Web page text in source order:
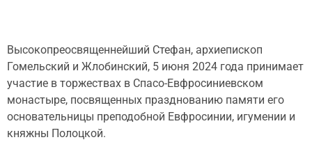
Высокопреосвященнейший Стефан, архиепископ
Гомельский и Жлобинский, 5 июня 2024 года принимает
участие в торжествах в Спасо-Евфросиниевском
монастыре, посвященных празднованию памяти его
основательницы преподобной Евфросинии, игумении и
княжны Полоцкой.